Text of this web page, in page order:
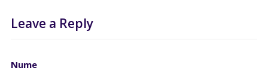
Leave a Reply
Nume